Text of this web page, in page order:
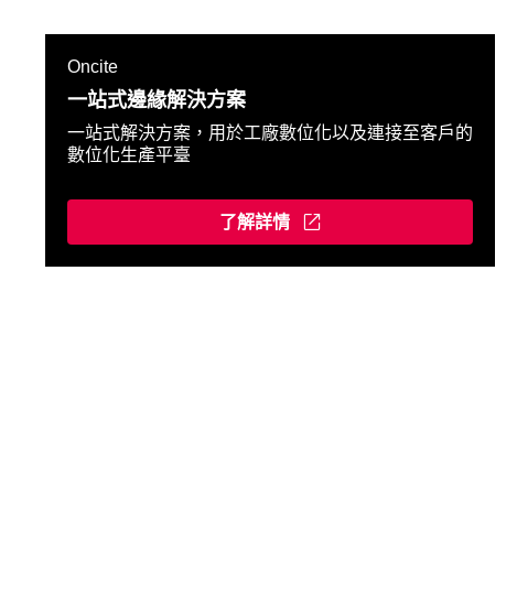
Oncite
一站式邊緣解決方案
一站式解決方案，用於工廠數位化以及連接至客戶的
數位化生產平臺
了解詳情